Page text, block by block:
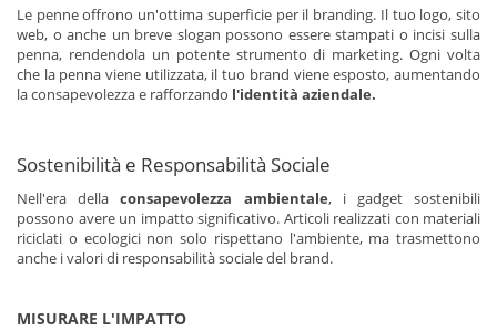
Le penne offrono un'ottima superficie per il branding. Il tuo logo, sito
web, o anche un breve slogan possono essere stampati o incisi sulla
penna, rendendola un potente strumento di marketing. Ogni volta
che la penna viene utilizzata, il tuo brand viene esposto, aumentando
la consapevolezza e rafforzando l'identità aziendale.
Sostenibilità e Responsabilità Sociale
Nell'era dellaconsapevolezza ambientale, i gadget sostenibili
possono avere un impatto significativo. Articoli realizzati con materiali
riciclati o ecologici non solo rispettano l'ambiente, ma trasmettono
anche i valori di responsabilità sociale del brand.
MISURARE L'IMPATTO